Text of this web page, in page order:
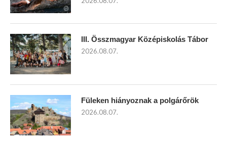
III. Összmagyar Középiskolás Tábor
2026.08.07.
Füleken hiányoznak a polgárőrök
2026.08.07.